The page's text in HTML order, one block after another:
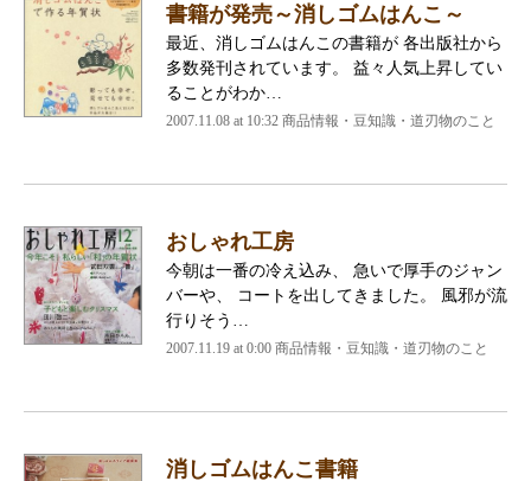
書籍が発売～消しゴムはんこ～
最近、消しゴムはんこの書籍が 各出版社から
多数発刊されています。 益々人気上昇してい
ることがわか…
2007.11.08 at 10:32 商品情報・豆知識・道刃物のこと
おしゃれ工房
今朝は一番の冷え込み、 急いで厚手のジャン
バーや、 コートを出してきました。 風邪が流
行りそう…
2007.11.19 at 0:00 商品情報・豆知識・道刃物のこと
消しゴムはんこ書籍